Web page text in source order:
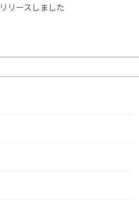
リースしました